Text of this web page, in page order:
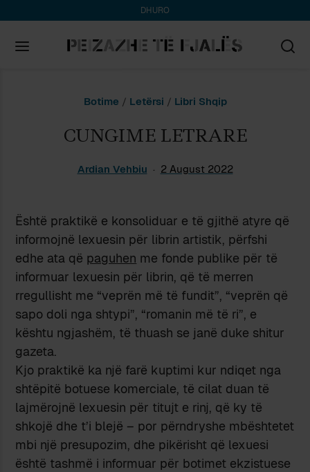
DHURO
Botime / Letërsi / Libri Shqip
CUNGIME LETRARE
Ardian Vehbiu 2 August 2022
Është praktikë e konsoliduar e të gjithë atyre që
informojnë lexuesin për librin artistik, përfshi
edhe ata që paguhen me fonde publike për të
informuar lexuesin për librin, që të merren
rregullisht me “veprën më të fundit”, “veprën që
sapo doli nga shtypi”, “romanin më të ri”, e
kështu ngjashëm, të thuash se janë duke shitur
gazeta.
Kjo praktikë ka një farë kuptimi kur ndiqet nga
shtëpitë botuese komerciale, të cilat duan të
lajmërojnë lexuesin për titujt e rinj, që ky të
shkojë dhe t’i blejë – por përndryshe mbështetet
mbi një presupozim, dhe pikërisht që lexuesi
është tashmë i informuar për botimet ekzistuese